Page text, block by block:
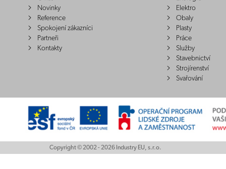
Novinky
Reference
Spokojení zákazníci
Partneři
Kontakty
Elektro
Obaly
Plasty
Práce
Služby
Stavebnictví
Strojírenství
Svařování
Copyright © 2002 - 2026 Industry EU, s.r.o.